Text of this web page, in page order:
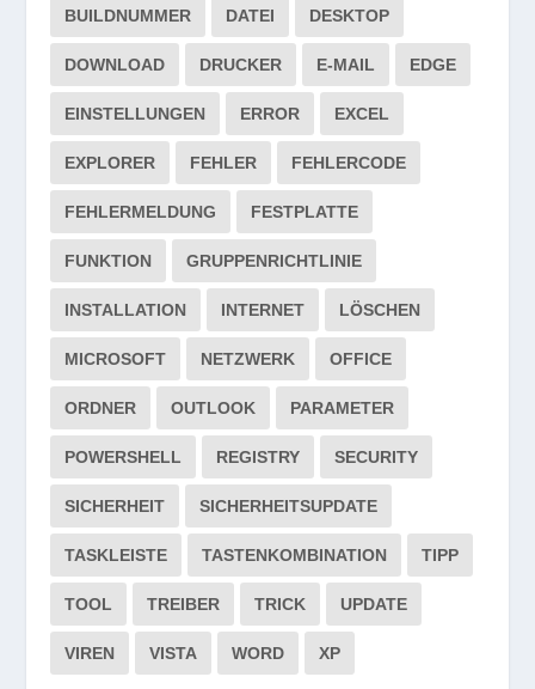
BUILDNUMMER DATEI DESKTOP
DOWNLOAD DRUCKER E-MAIL EDGE
EINSTELLUNGEN ERROR EXCEL
EXPLORER FEHLER FEHLERCODE
FEHLERMELDUNG FESTPLATTE
FUNKTION GRUPPENRICHTLINIE
INSTALLATION INTERNET LÖSCHEN
MICROSOFT NETZWERK OFFICE
ORDNER OUTLOOK PARAMETER
POWERSHELL REGISTRY SECURITY
SICHERHEIT SICHERHEITSUPDATE
TASKLEISTE TASTENKOMBINATION TIPP
TOOL TREIBER TRICK UPDATE
VIREN VISTA WORD XP